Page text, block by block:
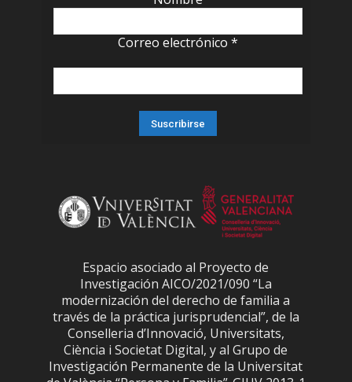
Correo electrónico *
Espacio asociado al Proyecto de
Investigación AICO/2021/090 “La
modernización del derecho de familia a
través de la práctica jurisprudencial”, de la
Conselleria d’Innovació, Universitats,
Ciència i Societat Digital, y al Grupo de
Investigación Permanente de la Universitat